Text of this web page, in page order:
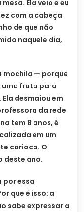
Ela veio e eu
com a cabeça
de que não
naquele dia,
mochila — porque
uma fruta para
desmaiou em
da rede
tem 8 anos, é
em um
carioca. O
deste ano.
por essa
que é isso: a
sabe expressar a